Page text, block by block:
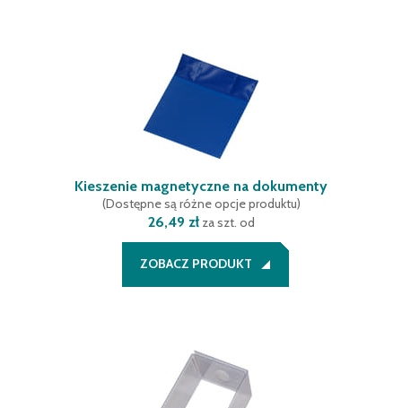
Kieszenie magnetyczne na dokumenty
(Dostępne są różne opcje produktu)
26,49 złza szt. od
ZOBACZ PRODUKT